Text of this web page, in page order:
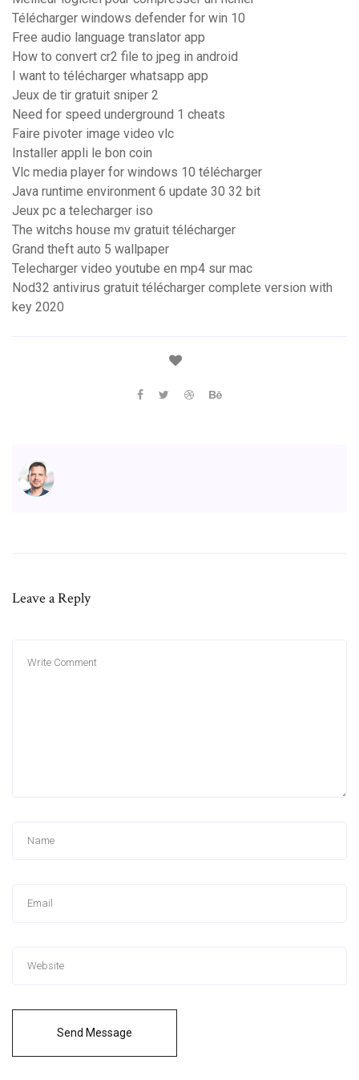
Télécharger windows defender for win 10
Free audio language translator app
How to convert cr2 file to jpeg in android
I want to télécharger whatsapp app
Jeux de tir gratuit sniper 2
Need for speed underground 1 cheats
Faire pivoter image video vlc
Installer appli le bon coin
Vlc media player for windows 10 télécharger
Java runtime environment 6 update 30 32 bit
Jeux pc a telecharger iso
The witchs house mv gratuit télécharger
Grand theft auto 5 wallpaper
Telecharger video youtube en mp4 sur mac
Nod32 antivirus gratuit télécharger complete version with
key 2020
Leave a Reply
Send Message